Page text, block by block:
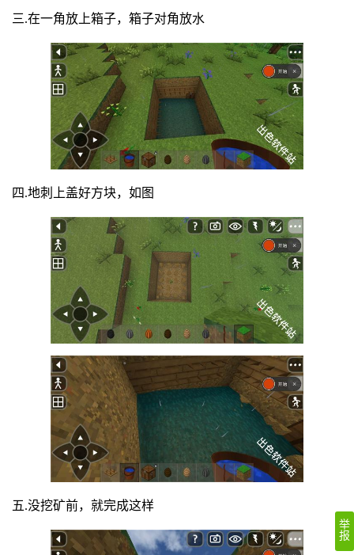
三.在一角放上箱子，箱子对角放水
四.地刺上盖好方块，如图
五.没挖矿前，就完成这样
举
报